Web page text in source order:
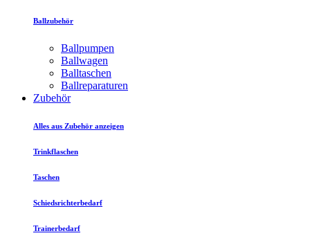
Ballzubehör
Ballpumpen
Ballwagen
Balltaschen
Ballreparaturen
Zubehör
Alles aus Zubehör anzeigen
Trinkflaschen
Taschen
Schiedsrichterbedarf
Trainerbedarf